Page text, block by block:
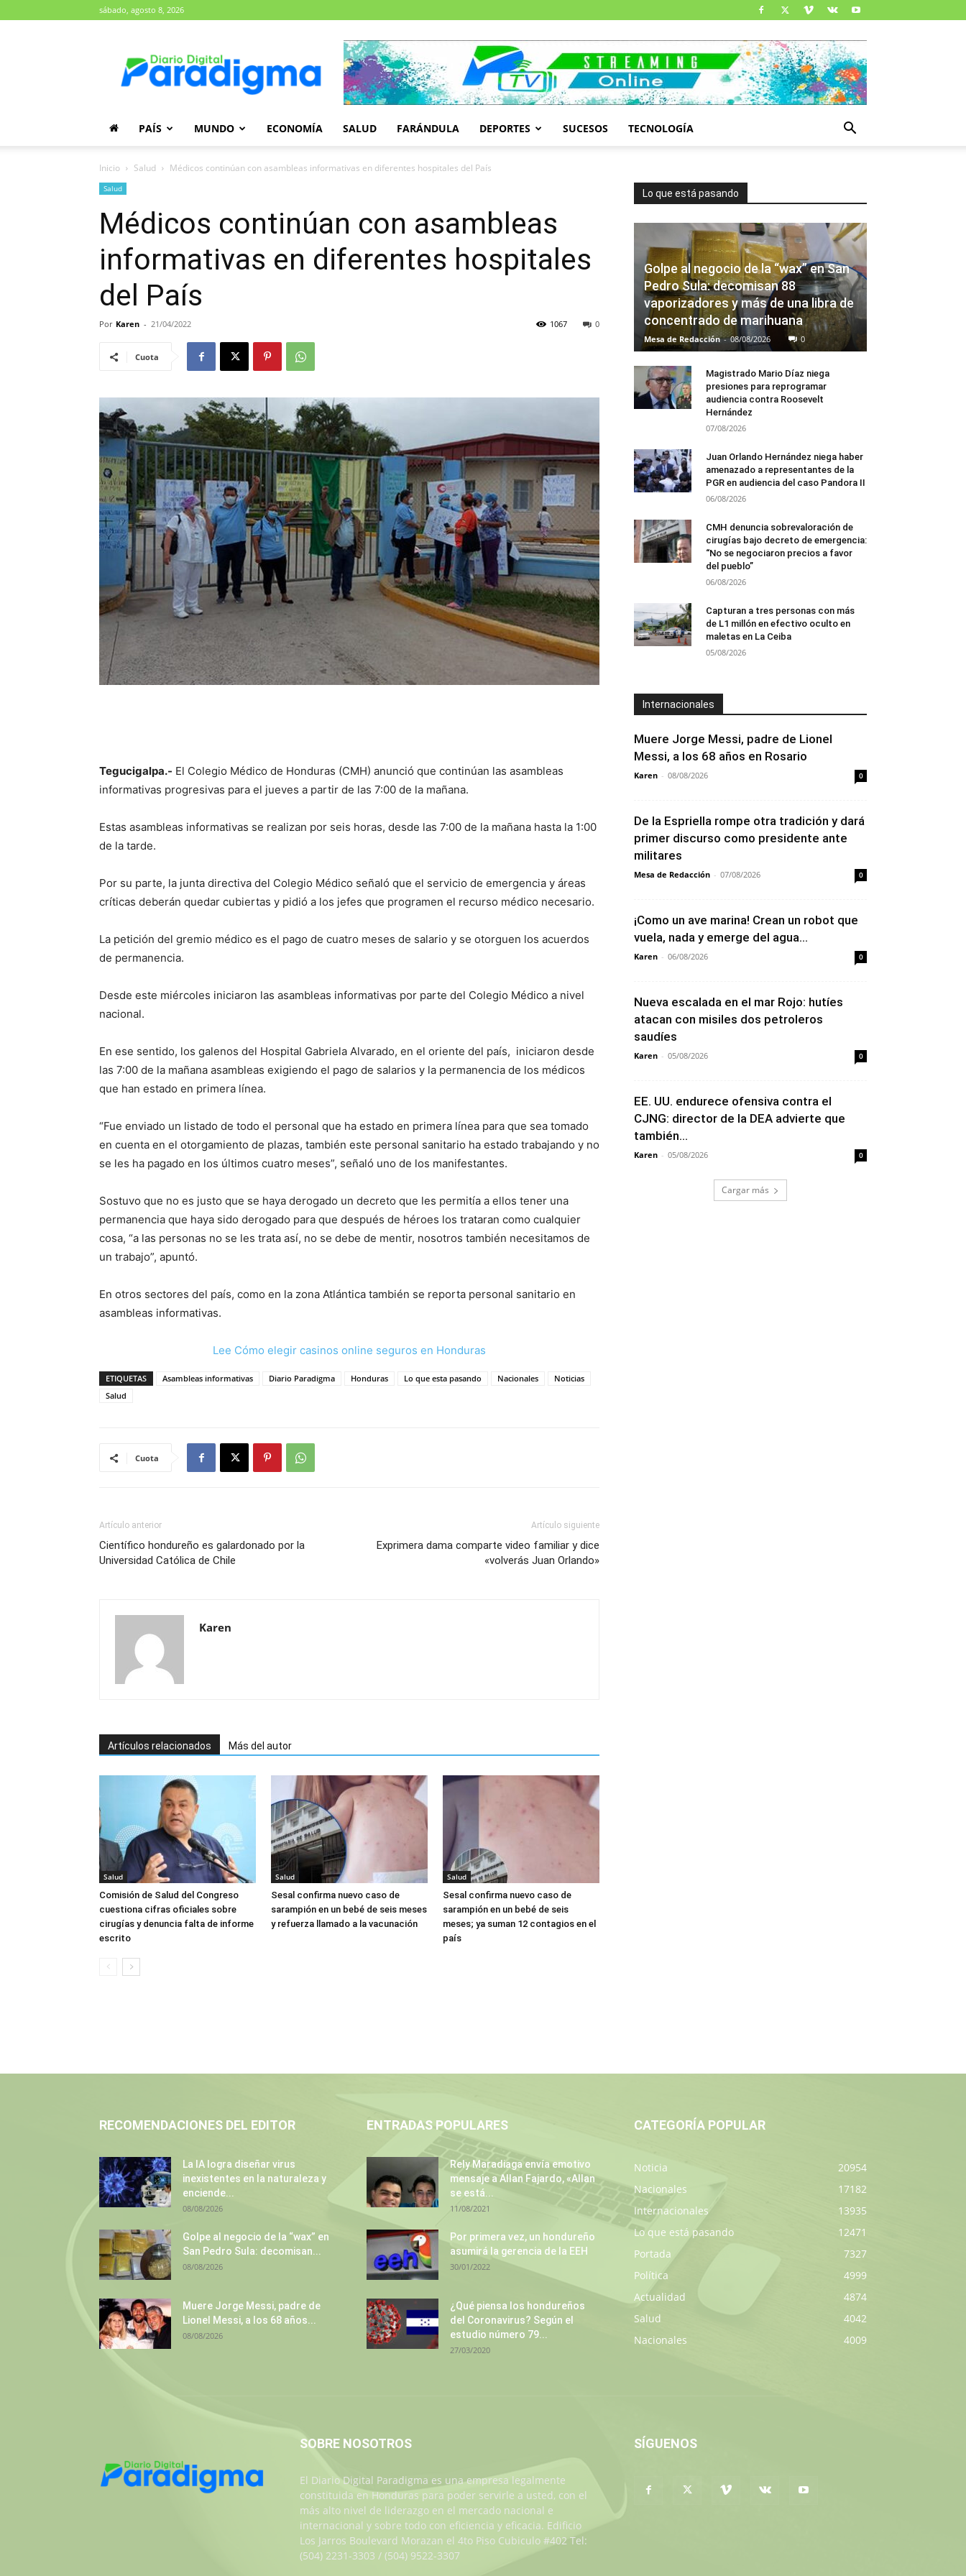
sábado, agosto 8, 2026
Paradigma
PAÍS MUNDO ECONOMÍA SALUD FARÁNDULA DEPORTES SUCESOS TECNOLOGÍA
Inicio Salud Médicos continúan con asambleas informativas en diferentes hospitales del País
Salud
Médicos continúan con asambleas
informativas en diferentes hospitales
del País
Por Karen - 21/04/2022 0
1067
Cuota
Tegucigalpa.- El Colegio Médico de Honduras (CMH) anunció que continúan las asambleas
informativas progresivas para el jueves a partir de las 7:00 de la mañana.
Estas asambleas informativas se realizan por seis horas, desde las 7:00 de la mañana hasta la 1:00
de la tarde.
Por su parte, la junta directiva del Colegio Médico señaló que el servicio de emergencia y áreas
críticas deberán quedar cubiertas y pidió a los jefes que programen el recurso médico necesario.
La petición del gremio médico es el pago de cuatro meses de salario y se otorguen los acuerdos
de permanencia.
Desde este miércoles iniciaron las asambleas informativas por parte del Colegio Médico a nivel
nacional.
En ese sentido, los galenos del Hospital Gabriela Alvarado, en el oriente del país, iniciaron desde
las 7:00 de la mañana asambleas exigiendo el pago de salarios y la permanencia de los médicos
que han estado en primera línea.
“Fue enviado un listado de todo el personal que ha estado en primera línea para que sea tomado
en cuenta en el otorgamiento de plazas, también este personal sanitario ha estado trabajando y no
se les ha pagado en los últimos cuatro meses”, señaló uno de los manifestantes.
Sostuvo que no es justo que se haya derogado un decreto que les permitía a ellos tener una
permanencia que haya sido derogado para que después de héroes los trataran como cualquier
cosa, “a las personas no se les trata así, no se debe de mentir, nosotros también necesitamos de
un trabajo”, apuntó.
En otros sectores del país, como en la zona Atlántica también se reporta personal sanitario en
asambleas informativas.
Lee Cómo elegir casinos online seguros en Honduras
ETIQUETAS Asambleas informativas Diario Paradigma Honduras Lo que esta pasando Nacionales
Noticias
Salud
Cuota
Artículo anterior
Científico hondureño es galardonado por la
Universidad Católica de Chile
Artículo siguiente
Exprimera dama comparte video familiar y dice
«volverás Juan Orlando»
Karen
Artículos relacionados Más del autor
Salud
Comisión de Salud del Congreso
cuestiona cifras oficiales sobre
cirugías y denuncia falta de informe
escrito
Salud
Sesal confirma nuevo caso de
sarampión en un bebé de seis meses
y refuerza llamado a la vacunación
Salud
Sesal confirma nuevo caso de
sarampión en un bebé de seis
meses; ya suman 12 contagios en el
país
Lo que está pasando
Golpe al negocio de la “wax” en San
Pedro Sula: decomisan 88
vaporizadores y más de una libra de
concentrado de marihuana
Mesa de Redacción - 08/08/2026 0
Magistrado Mario Díaz niega
presiones para reprogramar
audiencia contra Roosevelt
Hernández
07/08/2026
Juan Orlando Hernández niega haber
amenazado a representantes de la
PGR en audiencia del caso Pandora II
06/08/2026
CMH denuncia sobrevaloración de
cirugías bajo decreto de emergencia:
“No se negociaron precios a favor
del pueblo”
06/08/2026
Capturan a tres personas con más
de L1 millón en efectivo oculto en
maletas en La Ceiba
05/08/2026
Internacionales
Muere Jorge Messi, padre de Lionel
Messi, a los 68 años en Rosario
Karen - 08/08/2026 0
De la Espriella rompe otra tradición y dará
primer discurso como presidente ante
militares
Mesa de Redacción - 07/08/2026 0
¡Como un ave marina! Crean un robot que
vuela, nada y emerge del agua...
Karen - 06/08/2026 0
Nueva escalada en el mar Rojo: hutíes
atacan con misiles dos petroleros
saudíes
Karen - 05/08/2026 0
EE. UU. endurece ofensiva contra el
CJNG: director de la DEA advierte que
también...
Karen - 05/08/2026 0
Cargar más
RECOMENDACIONES DEL EDITOR
La IA logra diseñar virus
inexistentes en la naturaleza y
enciende...
08/08/2026
Golpe al negocio de la “wax” en
San Pedro Sula: decomisan...
08/08/2026
Muere Jorge Messi, padre de
Lionel Messi, a los 68 años...
08/08/2026
ENTRADAS POPULARES
Rely Maradiaga envía emotivo
mensaje a Allan Fajardo, «Allan
se está...
11/08/2021
Por primera vez, un hondureño
asumirá la gerencia de la EEH
30/01/2022
¿Qué piensa los hondureños
del Coronavirus? Según el
estudio número 79...
27/03/2020
CATEGORÍA POPULAR
Noticia
20954
Nacionales
17182
Internacionales
13935
Lo que está pasando
12471
Portada
7327
Política
4999
Actualidad
4874
Salud
4042
Nacionales
4009
SOBRE NOSOTROS
El Diario Digital Paradigma es una empresa legalmente
constituida en Honduras para poder servirle a usted, con el
más alto nivel de liderazgo en el mercado nacional e
internacional y sobre todo con eficiencia y eficacia. Edificio
Los Jarros Boulevard Morazan el 4to Piso Cubiculo #402 Tel:
(504) 2231-3303 / (504) 9522-3307
SÍGUENOS